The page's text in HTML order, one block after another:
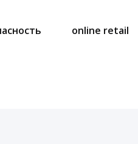
online retail